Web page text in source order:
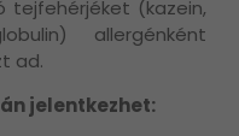
tejfehérjéket (kazein,
allergénként
ad.
jelentkezhet: